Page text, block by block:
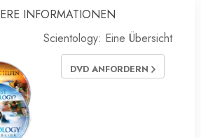
INFORMATIONEN
Scientology: Eine Übersicht
DVD ANFORDERN